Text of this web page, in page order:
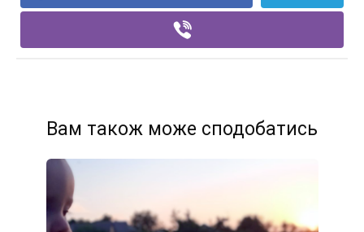
Вам також може сподобатись